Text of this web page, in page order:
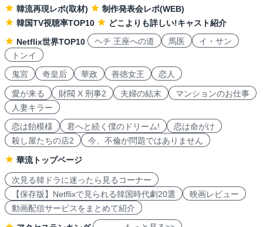
韓流再現レポ(取材)
制作発表会レポ(WEB)
韓国TV視聴率TOP10
どこよりも詳しい!キャスト紹介
Netflix世界TOP10
ヘチ 王座への道 馬医
イ・サン
トンイ
鬼宮
奇皇后 華政 善徳女王 恋人
愛が来る 財閥 X 刑事2 夫婦の結末
マンションのお仕事
人妻キラー
恋は飴模様
君へと続く僕のドリーム!
恋は命がけ
殺し屋たちの店2
今、不倫が問題ではありません
華流トップページ
次見る韓ドラに迷ったら見るコーナー
【保存版】Netflixで見られる韓国時代劇20選
映画レビュー
動画配信サービスをまとめて紹介